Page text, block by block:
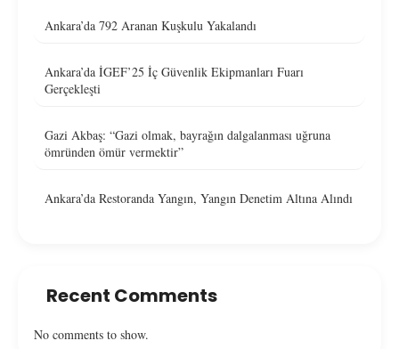
Ankara’da 792 Aranan Kuşkulu Yakalandı
Ankara’da İGEF’25 İç Güvenlik Ekipmanları Fuarı
Gerçekleşti
Gazi Akbaş: “Gazi olmak, bayrağın dalgalanması uğruna
ömründen ömür vermektir”
Ankara’da Restoranda Yangın, Yangın Denetim Altına Alındı
Recent Comments
No comments to show.